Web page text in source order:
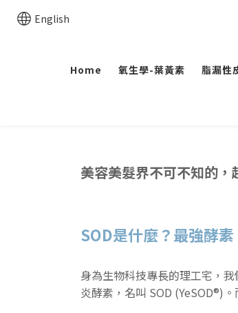
English
Home 氧生學-葉黃素 脂漏性
美容美髮界不可不知的，
SOD是什麼？最強酵
身為生物科技專長的理工宅，
炎酵素，名叫 SOD (YeSOD®)